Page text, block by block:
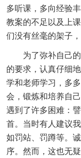
多听课，多向经验
教案的不足以及上
们没有丝毫的架子
为了弥补自己的
的要求，认真仔细
学和老师学习，多
会，锻炼和培养自
遇到了许多困难：
首。当时有人建议
如罚站、罚蹲等。
序。然而，这也无